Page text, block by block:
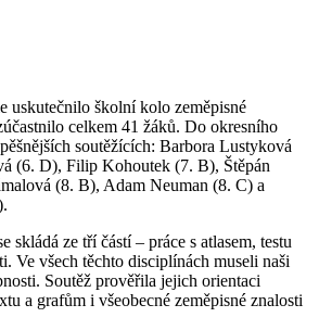
uskutečnilo školní kolo zeměpisné
celkem 41 žáků. Do okresního
soutěžících: Barbora Lustyková
(6. D), Filip Kohoutek (7. B), Štěpán
(8. B), Adam Neuman (8. C) a
skládá ze tří částí – práce s atlasem, testu
Ve všech těchto disciplínách museli naši
Soutěž prověřila jejich orientaci
a grafům i všeobecné zeměpisné znalosti